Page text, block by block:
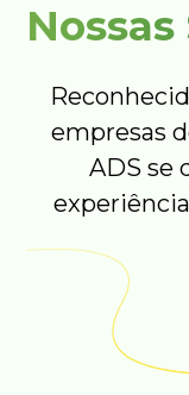
empresas
ADS se